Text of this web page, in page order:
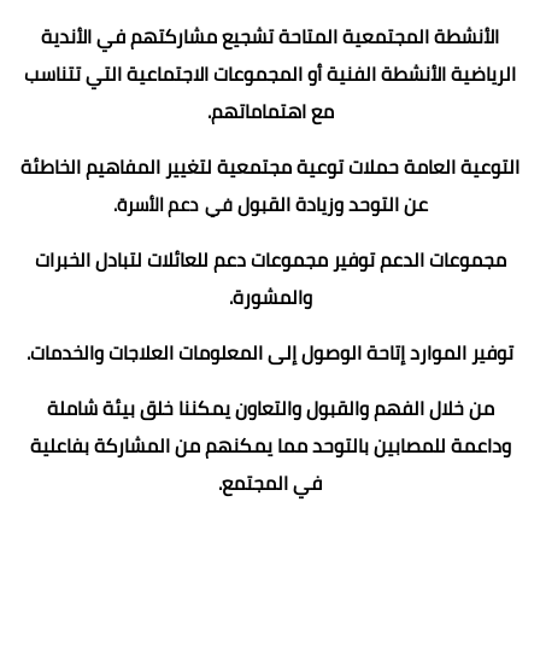
الأنشطة المجتمعية المتاحة تشجيع مشاركتهم في الأندية
الرياضية الأنشطة الفنية أو المجموعات الاجتماعية التي تتناسب
مع اهتماماتهم.
التوعية العامة حملات توعية مجتمعية لتغيير المفاهيم الخاطئة
عن التوحد وزيادة القبولفي دعم الأسرة.
مجموعات الدعم توفير مجموعات دعم للعائلات لتبادل الخبرات
والمشورة.
توفير الموارد إتاحة الوصول إلى المعلومات العلاجات والخدمات.
من خلال الفهم والقبول والتعاون يمكننا خلق بيئة شاملة
وداعمة للمصابين بالتوحد مما يمكنهم من المشاركة بفاعلية
في المجتمع.